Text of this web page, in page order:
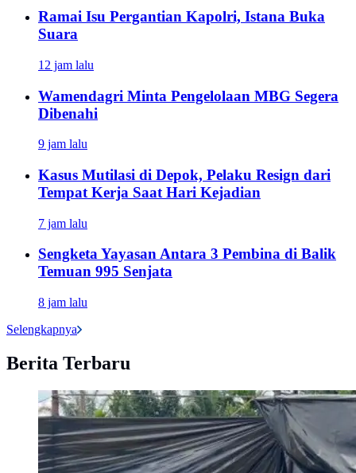
Ramai Isu Pergantian Kapolri, Istana Buka
Suara
12 jam lalu
Wamendagri Minta Pengelolaan MBG Segera
Dibenahi
9 jam lalu
Kasus Mutilasi di Depok, Pelaku Resign dari
Tempat Kerja Saat Hari Kejadian
7 jam lalu
Sengketa Yayasan Antara 3 Pembina di Balik
Temuan 995 Senjata
8 jam lalu
Selengkapnya
Berita Terbaru